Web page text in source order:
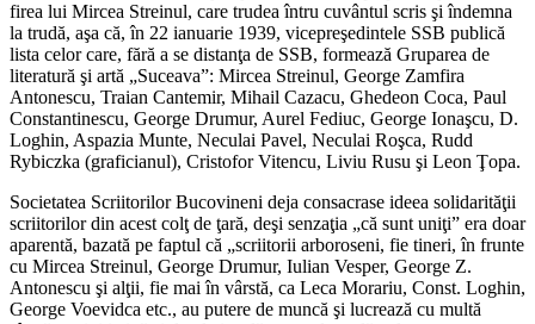
firea lui Mircea Streinul, care trudea întru cuvântul scris şi îndemna
la trudă, aşa că, în 22 ianuarie 1939, vicepreşedintele SSB publică
lista celor care, fără a se distanţa de SSB, formează Gruparea de
literatură şi artă „Suceava”: Mircea Streinul, George Zamfira
Antonescu, Traian Cantemir, Mihail Cazacu, Ghedeon Coca, Paul
Constantinescu, George Drumur, Aurel Fediuc, George Ionaşcu, D.
Loghin, Aspazia Munte, Neculai Pavel, Neculai Roşca, Rudd
Rybiczka (graficianul), Cristofor Vitencu, Liviu Rusu şi Leon Ţopa.
Societatea Scriitorilor Bucovineni deja consacrase ideea solidarităţii
scriitorilor din acest colţ de ţară, deşi senzaţia „că sunt uniţi” era doar
aparentă, bazată pe faptul că „scriitorii arboroseni, fie tineri, în frunte
cu Mircea Streinul, George Drumur, Iulian Vesper, George Z.
Antonescu şi alţii, fie mai în vârstă, ca Leca Morariu, Const. Loghin,
George Voevidca etc., au putere de muncă şi lucrează cu multă